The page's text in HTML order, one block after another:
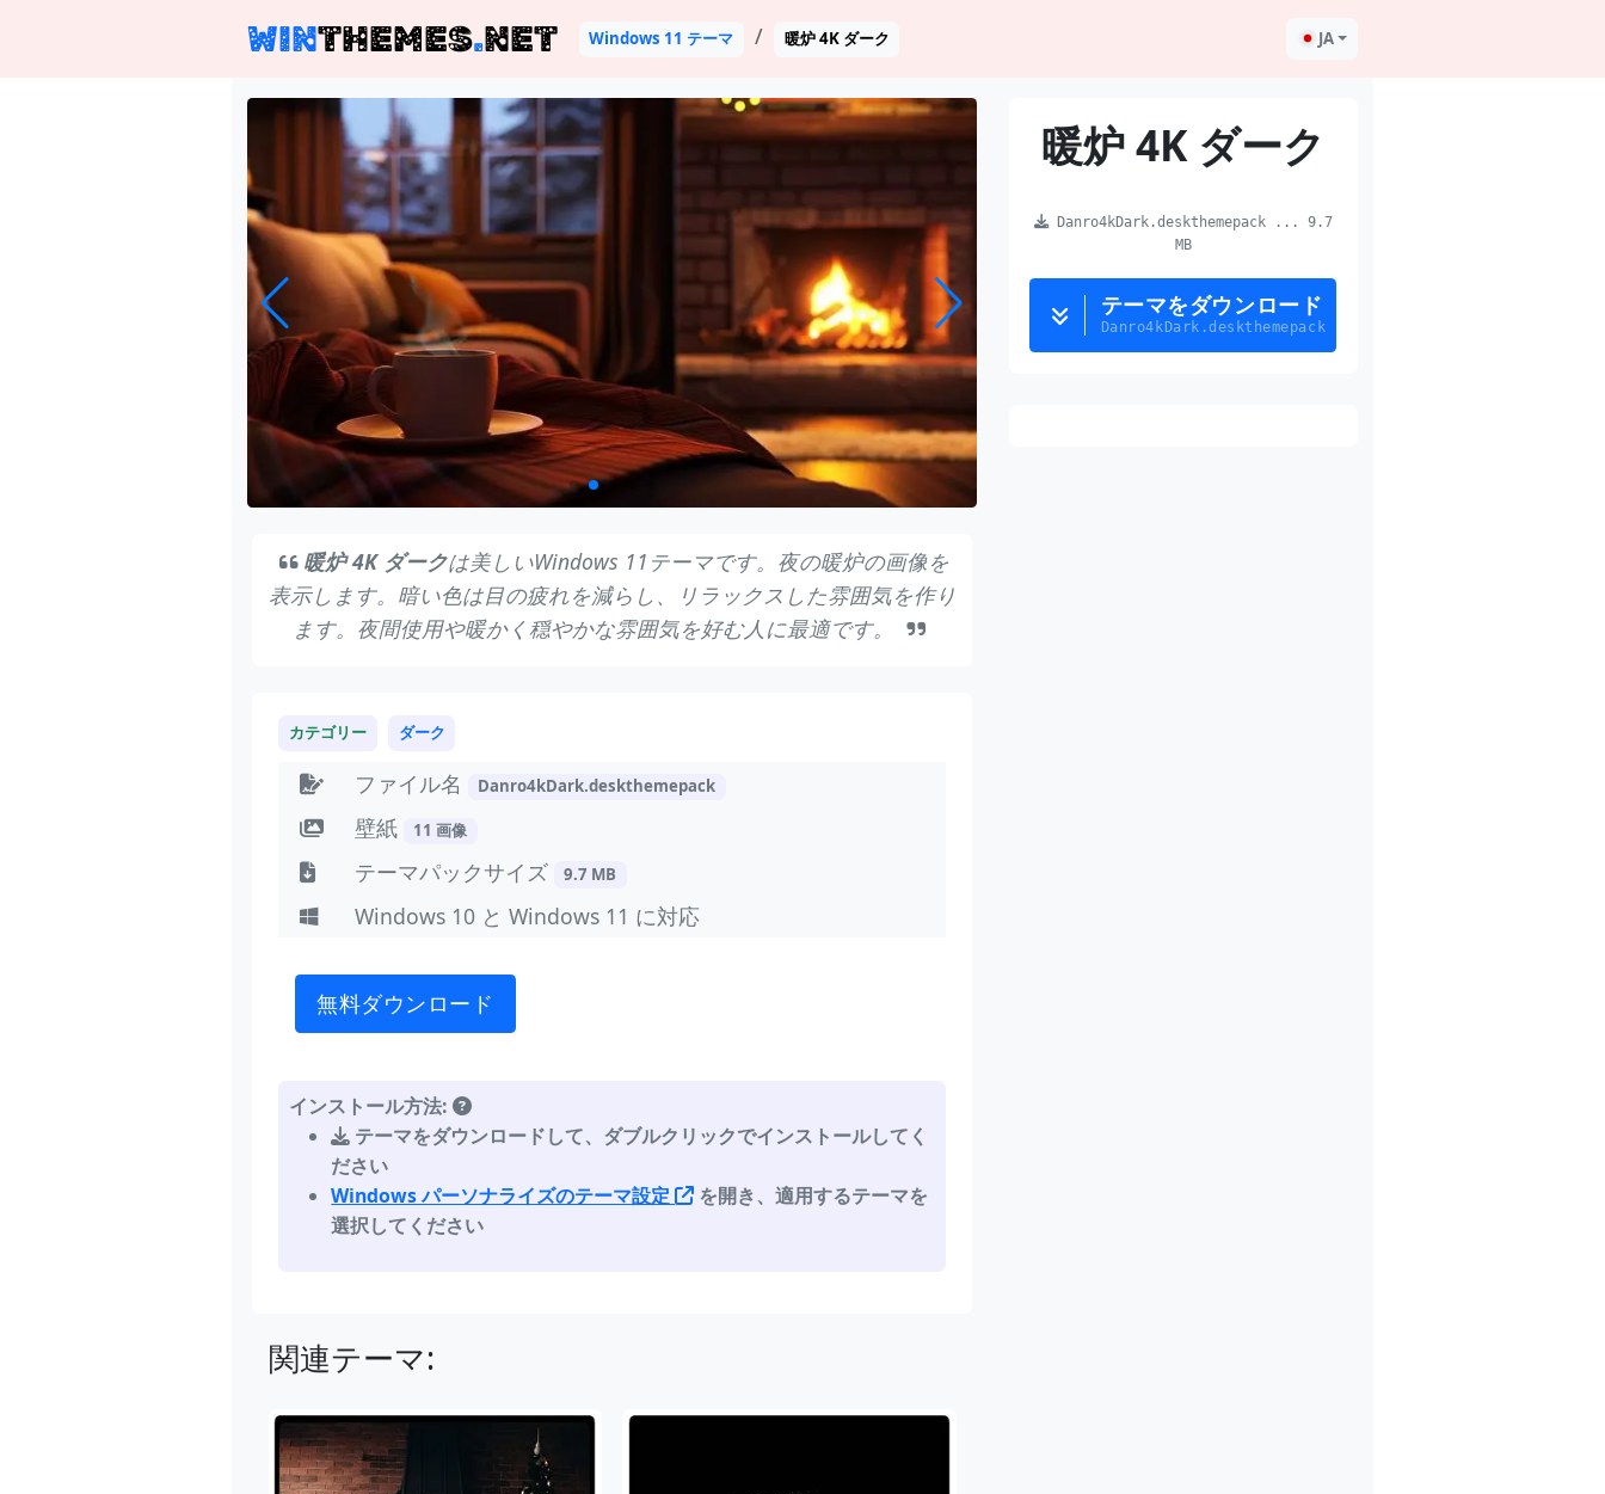
WINTHEMES.NET Windows 11 テーマ 暖炉 4K ダーク JA
暖炉 4K ダークは美しいWindows 11テーマです。夜の暖炉の画像を
表示します。暗い色は目の疲れを減らし、リラックスした雰囲気を作り
ます。夜間使用や暖かく穏やかな雰囲気を好む人に最適です。
カテゴリー ダーク
ファイル名 Danro4kDark.deskthemepack
壁紙 11 画像
テーマパックサイズ 9.7 MB
Windows 10 と Windows 11 に対応
無料ダウンロード
インストール方法:
テーマをダウンロードして、ダブルクリックでインストールしてく
ださい
Windows パーソナライズのテーマ設定
を開き、適用するテーマを
選択してください
関連テーマ:
暖炉 4K ダーク
Danro4kDark.deskthemepack ... 9.7
MB
テーマをダウンロード
Danro4kDark.deskthemepack